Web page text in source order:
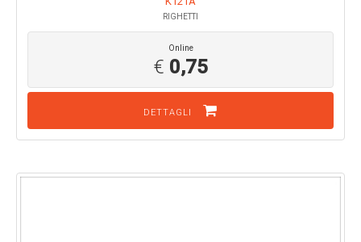
RIGHETTI
Online
€ 0,75
DETTAGLI